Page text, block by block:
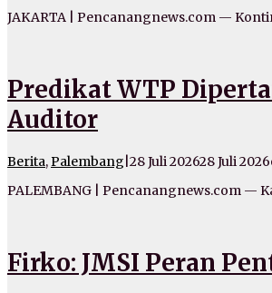
JAKARTA | Pencanangnews.com —
Predikat WTP
Auditor
Berita,Palembang 28 Juli 202628 Juli 2026
PALEMBANG | Pencanangnews.com —
Firko: JMSI Peran